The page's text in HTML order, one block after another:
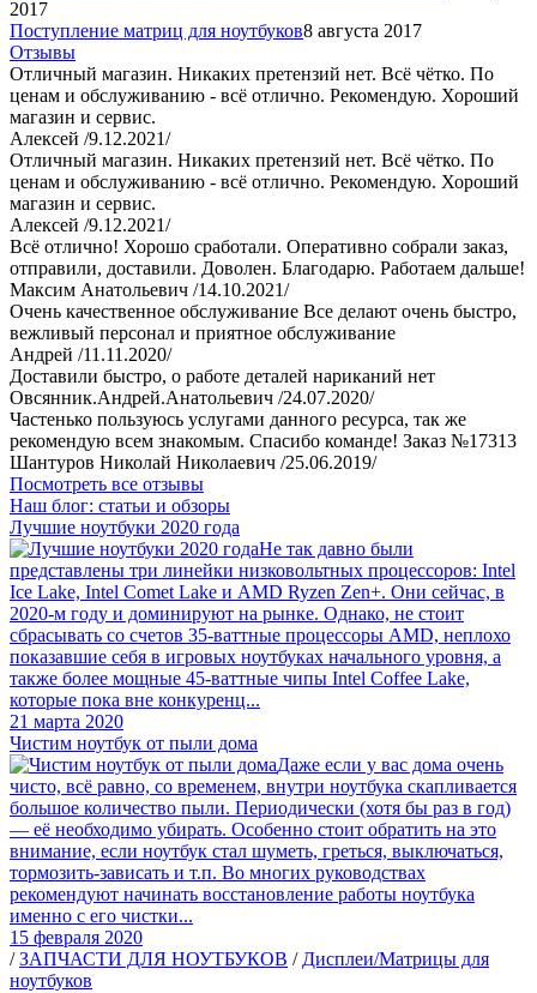
2017
Поступление матриц для ноутбуков8 августа 2017
Отзывы
Отличный магазин. Никаких претензий нет. Всё чётко. По
ценам и обслуживанию - всё отлично. Рекомендую. Хороший
магазин и сервис.
Алексей /9.12.2021/
Отличный магазин. Никаких претензий нет. Всё чётко. По
ценам и обслуживанию - всё отлично. Рекомендую. Хороший
магазин и сервис.
Алексей /9.12.2021/
Всё отлично! Хорошо сработали. Оперативно собрали заказ,
отправили, доставили. Доволен. Благодарю. Работаем дальше!
Максим Анатольевич /14.10.2021/
Очень качественное обслуживание Все делают очень быстро,
вежливый персонал и приятное обслуживание
Андрей /11.11.2020/
Доставили быстро, о работе деталей нариканий нет
Овсянник.Андрей.Анатольевич /24.07.2020/
Частенько пользуюсь услугами данного ресурса, так же
рекомендую всем знакомым. Спасибо команде! Заказ №17313
Шантуров Николай Николаевич /25.06.2019/
Посмотреть все отзывы
Наш блог: статьи и обзоры
Лучшие ноутбуки 2020 года
Не так давно были
представлены три линейки низковольтных процессоров: Intel
Ice Lake, Intel Comet Lake и AMD Ryzen Zen+. Они сейчас, в
2020-м году и доминируют на рынке. Однако, не стоит
сбрасывать со счетов 35-ваттные процессоры AMD, неплохо
показавшие себя в игровых ноутбуках начального уровня, а
также более мощные 45-ваттные чипы Intel Coffee Lake,
которые пока вне конкуренц...
21 марта 2020
Чистим ноутбук от пыли дома
Даже если у вас дома очень
чисто, всё равно, со временем, внутри ноутбука скапливается
большое количество пыли. Периодически (хотя бы раз в год)
— её необходимо убирать. Особенно стоит обратить на это
внимание, если ноутбук стал шуметь, греться, выключаться,
тормозить-зависать и т.п. Во многих руководствах
рекомендуют начинать восстановление работы ноутбука
именно с его чистки...
15 февраля 2020
/ЗАПЧАСТИ ДЛЯ НОУТБУКОВ / Дисплеи/Матрицы для
ноутбуков